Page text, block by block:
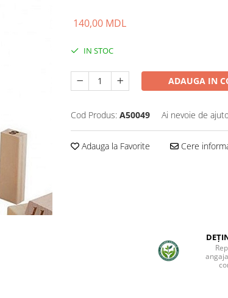
140,00 MDL
IN STOC
ADAUGA IN
Cod Produs: A50049 Ai nevoie de
Adauga la Favorite Cere